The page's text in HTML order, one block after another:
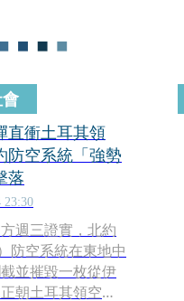
直衝土耳其領
空系統「強勢
落
23:30
週三證實，北約
防空系統在東地中
並摧毀一枚從伊
朝土耳其領空飛